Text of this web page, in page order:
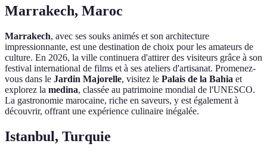
Marrakech, Maroc
Marrakech, avec ses souks animés et son architecture
impressionnante, est une destination de choix pour les amateurs de
culture. En 2026, la ville continuera d'attirer des visiteurs grâce à son
festival international de films et à ses ateliers d'artisanat. Promenez-
vous dans le Jardin Majorelle, visitez le Palais de la Bahia et
explorez la medina, classée au patrimoine mondial de l'UNESCO.
La gastronomie marocaine, riche en saveurs, y est également à
découvrir, offrant une expérience culinaire inégalée.
Istanbul, Turquie